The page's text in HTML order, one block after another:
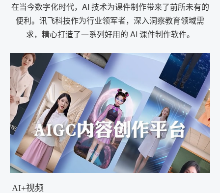
在当今数字化时代，AI 技术为课件制作带来了前所未有的
便利。讯飞科技作为行业领军者，深入洞察教育领域需
求，精心打造了一系列好用的 AI 课件制作软件。
AI+视频